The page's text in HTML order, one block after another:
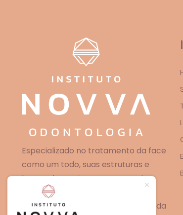
Especializado no tratamento da face
como um todo, suas estruturas e
harmonia, conta com uma equipe
multidisciplinar experiente,
especializada nas principais áreas da